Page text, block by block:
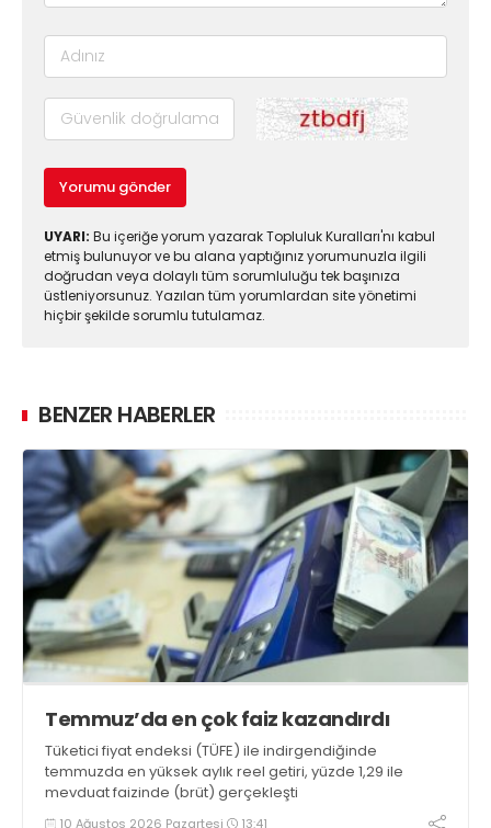
Yorumu gönder
UYARI: Bu içeriğe yorum yazarak Topluluk Kuralları'nı kabul
etmiş bulunuyor ve bu alana yaptığınız yorumunuzla ilgili
doğrudan veya dolaylı tüm sorumluluğu tek başınıza
üstleniyorsunuz. Yazılan tüm yorumlardan site yönetimi
hiçbir şekilde sorumlu tutulamaz.
BENZER HABERLER
Temmuz’da en çok faiz kazandırdı
Tüketici fiyat endeksi (TÜFE) ile indirgendiğinde
temmuzda en yüksek aylık reel getiri, yüzde 1,29 ile
mevduat faizinde (brüt) gerçekleşti
10 Ağustos 2026 Pazartesi 13:41